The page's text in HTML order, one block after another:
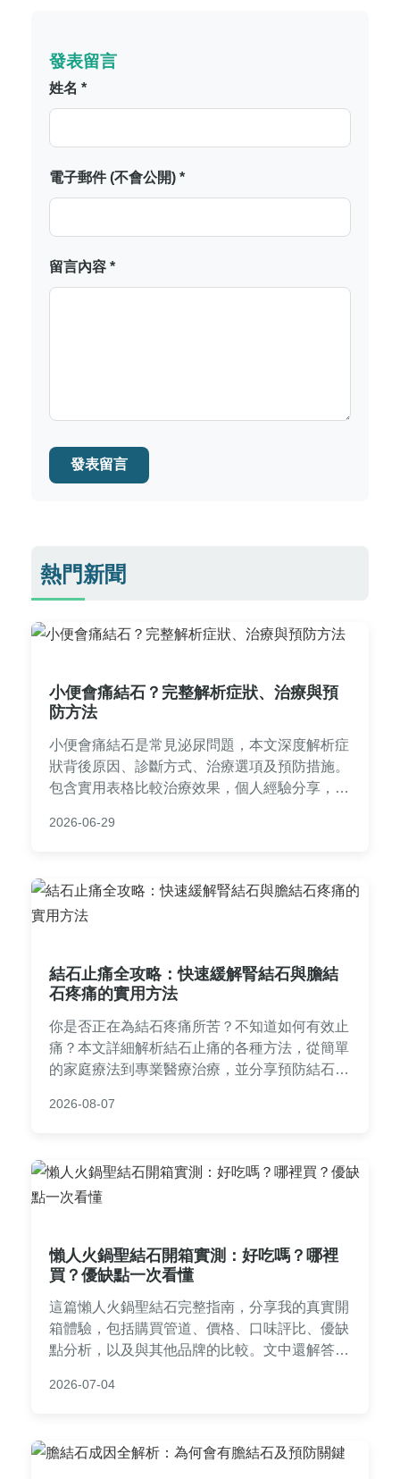
發表留言
姓名 *
電子郵件 (不會公開) *
留言內容 *
發表留言
熱門新聞
小便會痛結石？完整解析症狀、治療與預
防方法
小便會痛結石是常見泌尿問題，本文深度解析症
狀背後原因、診斷方式、治療選項及預防措施。
包含實用表格比較治療效果，個人經驗分享，以
擾。
2026-06-29
結石止痛全攻略：快速緩解腎結石與膽結
石疼痛的實用方法
你是否正在為結石疼痛所苦？不知道如何有效止
痛？本文詳細解析結石止痛的各種方法，從簡單
的家庭療法到專業醫療治療，並分享預防結石復
石疼痛，避免反覆發作。
2026-08-07
懶人火鍋聖結石開箱實測：好吃嗎？哪裡
買？優缺點一次看懂
這篇懶人火鍋聖結石完整指南，分享我的真實開
箱體驗，包括購買管道、價格、口味評比、優缺
點分析，以及與其他品牌的比較。文中還解答常
結石是忙碌生活中的美食救星，快來看看我的心
2026-07-04